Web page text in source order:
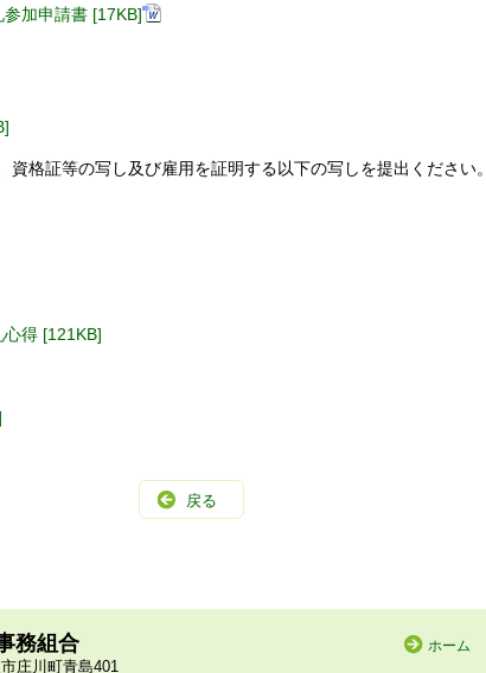
加申請書 [17KB]
格証等の写し及び雇用を証明する以下の写しを提出ください。
得 [121KB]
戻る
務組合
庄川町青島401
ホーム